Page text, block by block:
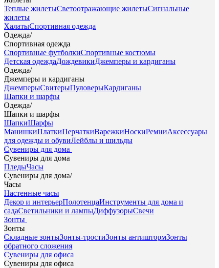
Теплые жилетыСветоотражающие жилетыСигнальные
жилеты
ХалатыСпортивная одежда
Одежда/
Спортивная одежда
Спортивные футболкиСпортивные костюмы
Детская одеждаДождевикиДжемперы и кардиганы
Одежда/
Джемперы и кардиганы
ДжемперыСвитерыПуловерыКардиганы
Шапки и шарфы
Одежда/
Шапки и шарфы
ШапкиШарфы
МанишкиПлаткиПерчаткиВарежкиНоскиРемниАксессуары
для одежды и обувиЛейблы и шильды
Сувениры для дома
Сувениры для дома
ПледыЧасы
Сувениры для дома/
Часы
Настенные часы
Декор и интерьерПолотенцаИнструменты для дома и
садаСветильники и лампыДиффузорыСвечи
Зонты
Зонты
Складные зонтыЗонты-тростиЗонты антиштормЗонты
обратного сложения
Сувениры для офиса
Сувениры для офиса